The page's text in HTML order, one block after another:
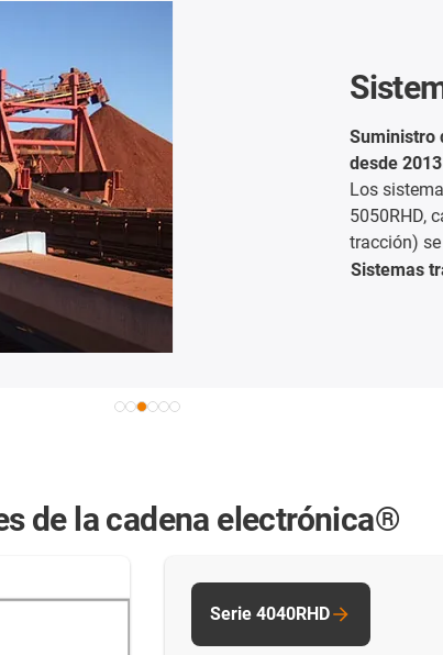
Sistemas de
Suministro de energía
Los sistemas de
5050RHD, cables
tracción) se utilizan en
de la cadena electrónica®
Serie 4040RHD